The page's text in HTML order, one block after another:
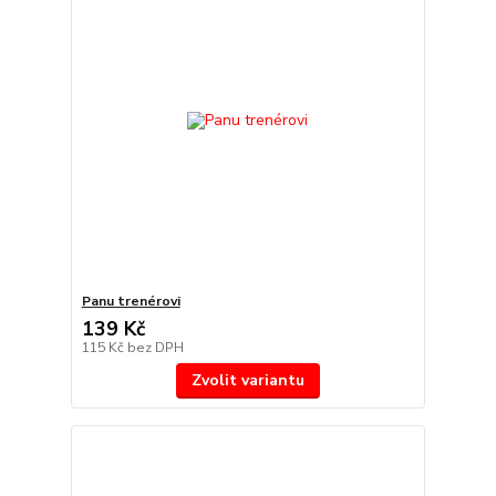
Panu trenérovi
139 Kč
115 Kč bez DPH
Zvolit variantu